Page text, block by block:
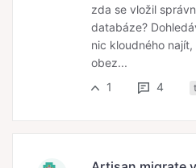
zda se vložil
databáze?
nic kloudného
obez...
1
4